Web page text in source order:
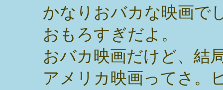
かなりおバカな映画で
おもろすぎだよ。
おバカ映画だけど、結
アメリカ映画ってさ。